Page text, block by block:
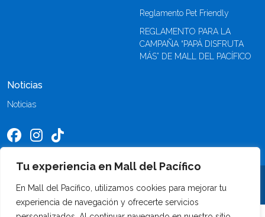
Tu experiencia en Mall del Pacífico
En Mall del Pacífico, utilizamos cookies para mejorar tu
experiencia de navegación y ofrecerte servicios
Reglamento Pet Friendly
REGLAMENTO PARA LA
CAMPAÑA “PAPÁ DISFRUTA
MÁS” DE MALL DEL PACÍFICO
Noticias
Noticias
©2026 Mall del Pacífico. Todos los derechos reservados